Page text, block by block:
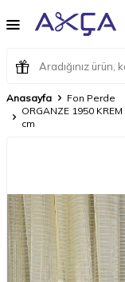
Anasayfa
Fon Perde
ORGANZE 1950
cm